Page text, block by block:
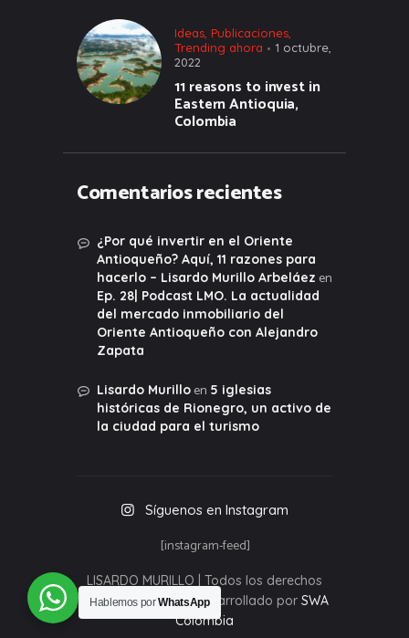
Ideas, Publicaciones,
Trending ahora
1 octubre,
2022
11 reasons to invest in
Eastern Antioquia,
Colombia
Comentarios recientes
¿Por qué invertir en el Oriente
Antioqueño? Aquí, 11 razones para
hacerlo – Lisardo Murillo Arbeláez en
Ep. 28| Podcast LMO. La actualidad
del mercado inmobiliario del
Oriente Antioqueño con Alejandro
Zapata
Lisardo Murilloen 5 iglesias
históricas de Rionegro, un activo de
la ciudad para el turismo
Síguenos en Instagram
[instagram-feed]
LISARDO MURILLO | Todos los derechos
reservados 2020 | Desarrollado por SWA
Colombia
Hablemos porWhatsApp